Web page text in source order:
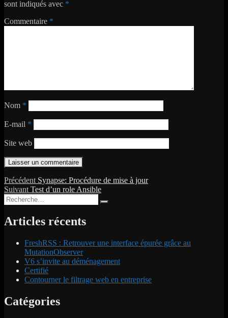
sont indiqués avec *
Commentaire *
Nom *
E-mail *
Site web
Navigation
de
l’article
Précédent Publication
précédente :
Synapse: Procédure de mise à jour
Suivant Publication
suivante :
Test d’un role Ansible
Recherche
pour :
Recherche
Articles récents
FreshRSS : Retrouver une interface épurée grâce au
MutationObserver
V6 s’invite au déménagement
Certifié
Contourner le filtrage web en entreprise
Catégories